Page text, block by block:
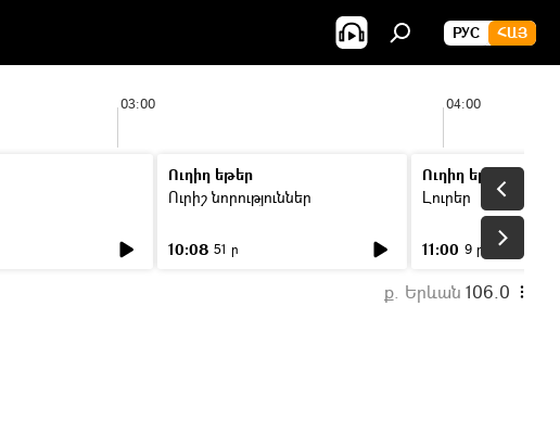
РУС ՀԱՅ
03:00 04:00
Ուղիղ եթեր
Ուրիշ նորություններ
10:08 51 ր
Ուղիղ եթեր
Լուրեր
11:00 9 ր
ք. Երևան 106.0